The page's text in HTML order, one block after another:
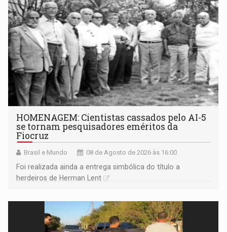
HOMENAGEM: Cientistas cassados pelo AI-5
se tornam pesquisadores eméritos da
Fiocruz
Brasil e Mundo 08 de Agosto de 2026 às 16:00
Foi realizada ainda a entrega simbólica do título a
herdeiros de Herman Lent